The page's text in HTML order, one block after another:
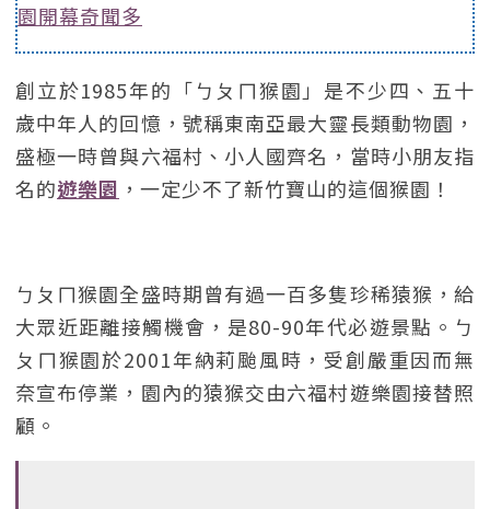
園開幕奇聞多
創立於1985年的「ㄅㄆㄇ猴園」是不少四、五十
歲中年人的回憶，號稱東南亞最大靈長類動物園，
盛極一時曾與六福村、小人國齊名，當時小朋友指
名的遊樂園 ，一定少不了新竹寶山的這個猴園！
ㄅㄆㄇ猴園全盛時期曾有過一百多隻珍稀猿猴，給
大眾近距離接觸機會，是80-90年代必遊景點。ㄅ
ㄆㄇ猴園於2001年納莉颱風時，受創嚴重因而無
奈宣布停業，園內的猿猴交由六福村遊樂園接替照
顧。